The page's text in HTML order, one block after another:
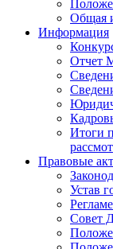
Общая
Информация
Отчет
Итоги
Правовые
Устав
Совет